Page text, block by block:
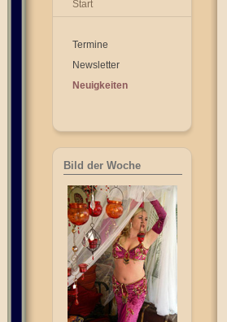
Start
Termine
Newsletter
Neuigkeiten
Bild der Woche